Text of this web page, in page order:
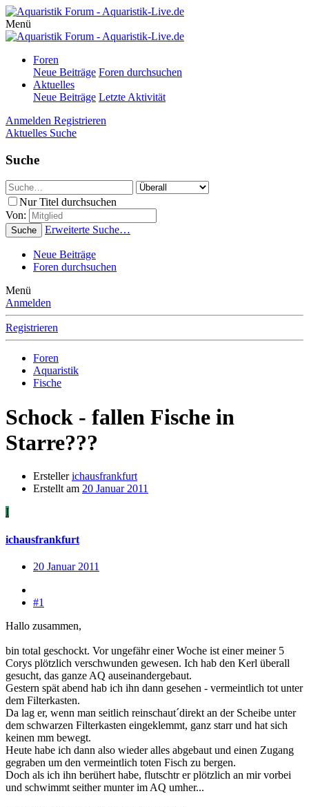
Menü
Foren
Neue Beiträge Foren durchsuchen
Aktuelles
Neue Beiträge Letzte Aktivität
Anmelden Registrieren
Aktuelles Suche
Suche
Nur Titel durchsuchen
Von:
Suche Erweiterte Suche…
Neue Beiträge
Foren durchsuchen
Menü
Anmelden
Registrieren
Foren
Aquaristik
Fische
Schock - fallen Fische in
Starre???
Ersteller ichausfrankfurt
Erstellt am 20 Januar 2011
I
ichausfrankfurt
20 Januar 2011
#1
Hallo zusammen,
bin total geschockt. Vor ungefähr einer Woche ist einer meiner 5
Corys plötzlich verschwunden gewesen. Ich hab den Kerl überall
gesucht, das ganze AQ auseinandergebaut.
Gestern spät abend hab ich ihn dann gesehen - vermeintlich tot unter
dem Filterkasten.
Da lag er, wenn man seitlich reinschaut´direkt an der Scheibe unter
dem schwarzen Filterkasten eingeklemmt, ganz starr und hat sich
keinen mm bewegt.
Heute habe ich dann also wieder alles abgebaut und einen Zugang
gegraben um den vermeintlich toten Fisch zu bergen.
Doch als ich ihn berühert habe, flutschtr er plötzlich an mir vorbei
und schwimmt seither munter im AQ umher...